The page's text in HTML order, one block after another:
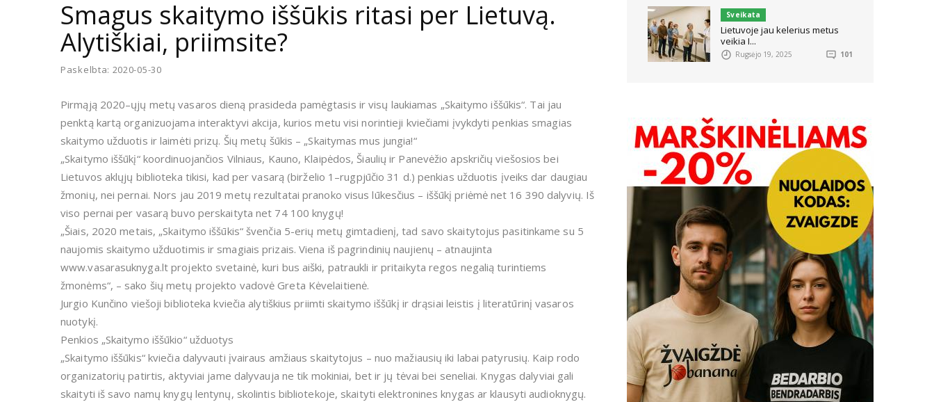
Smagus skaitymo iššūkis ritasi per Lietuvą.
Alytiškiai, priimsite?
Paskelbta: 2020-05-30
Pirmąją 2020–ųjų metų vasaros dieną prasideda pamėgtasis ir visų laukiamas „Skaitymo iššūkis“. Tai jau
penktą kartą organizuojama interaktyvi akcija, kurios metu visi norintieji kviečiami įvykdyti penkias smagias
skaitymo užduotis ir laimėti prizų. Šių metų šūkis – „Skaitymas mus jungia!“
„Skaitymo iššūkį“ koordinuojančios Vilniaus, Kauno, Klaipėdos, Šiaulių ir Panevėžio apskričių viešosios bei
Lietuvos aklųjų biblioteka tikisi, kad per vasarą (birželio 1–rugpjūčio 31 d.) penkias užduotis įveiks dar daugiau
žmonių, nei pernai. Nors jau 2019 metų rezultatai pranoko visus lūkesčius – iššūkį priėmė net 16 390 dalyvių. Iš
viso pernai per vasarą buvo perskaityta net 74 100 knygų!
„Šiais, 2020 metais, „Skaitymo iššūkis“ švenčia 5-erių metų gimtadienį, tad savo skaitytojus pasitinkame su 5
naujomis skaitymo užduotimis ir smagiais prizais. Viena iš pagrindinių naujienų – atnaujinta
www.vasarasuknyga.lt projekto svetainė, kuri bus aiški, patraukli ir pritaikyta regos negalią turintiems
žmonėms“, – sako šių metų projekto vadovė Greta Kėvelaitienė.
Jurgio Kunčino viešoji biblioteka kviečia alytiškius priimti skaitymo iššūkį ir drąsiai leistis į literatūrinį vasaros
nuotykį.
Penkios „Skaitymo iššūkio“ užduotys
„Skaitymo iššūkis“ kviečia dalyvauti įvairaus amžiaus skaitytojus – nuo mažiausių iki labai patyrusių. Kaip rodo
organizatorių patirtis, aktyviai jame dalyvauja ne tik mokiniai, bet ir jų tėvai bei seneliai. Knygas dalyviai gali
skaityti iš savo namų knygų lentynų, skolintis bibliotekoje, skaityti elektronines knygas ar klausyti audioknygų.
Sveikata
Lietuvoje jau kelerius metus
veikia I...
Rugsėjo 19, 2025 101